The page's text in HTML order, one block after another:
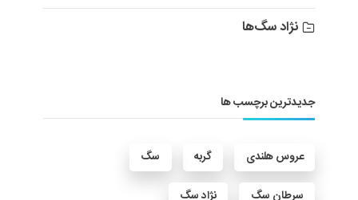
نژاد سگ‌ها
جدیدترین برچسب ها
عروس هلندی گربه سگ
سرطان سگ نژاد سگ